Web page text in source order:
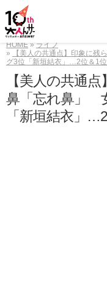
HOME
ライフ
【美人の共通点】印象に
グ3位「新垣結衣」…2位＆1位
【美人の共通
鼻「忘れ鼻」
「新垣結衣」